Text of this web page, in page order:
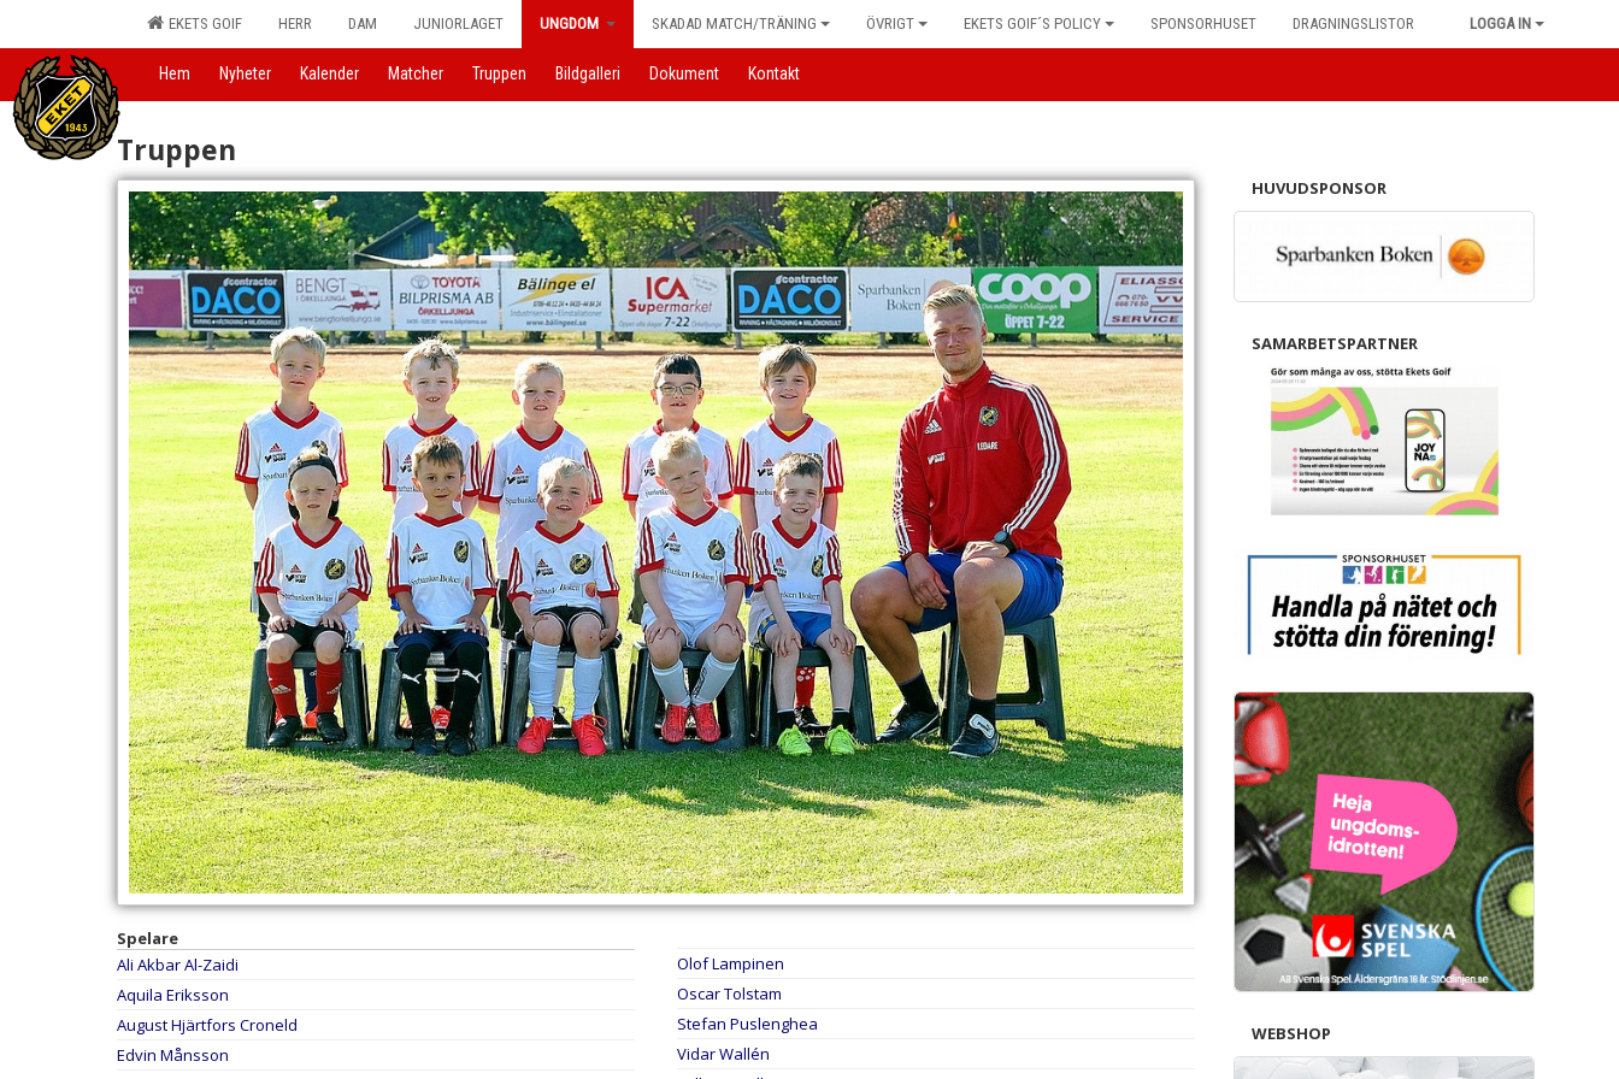
EKETS GOIF HERR DAM JUNIORLAGET UNGDOM SKADAD MATCH/TRÄNING ÖVRIGT EKETS GOIF´S POLICY SPONSORHUSET DRAGNINGSLISTOR LOGGA IN
Hem Nyheter Kalender Matcher Truppen Bildgalleri Dokument Kontakt
Truppen
Spelare
Ali Akbar Al-Zaidi
Aquila Eriksson
August Hjärtfors Croneld
Edvin Månsson
Olof Lampinen
Oscar Tolstam
Stefan Puslenghea
Vidar Wallén
HUVUDSPONSOR
SAMARBETSPARTNER
WEBSHOP